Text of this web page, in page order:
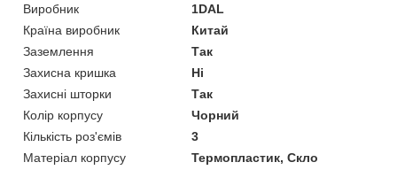
Виробник
1DAL
Країна виробник
Китай
Заземлення
Так
Захисна кришка
Ні
Захисні шторки
Так
Колір корпусу
Чорний
Кількість роз'ємів
3
Матеріал корпусу
Термопластик, Скло